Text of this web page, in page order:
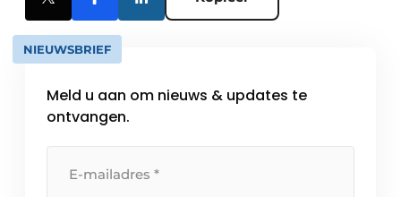
NIEUWSBRIEF
Meld u aan om nieuws & updates te
ontvangen.